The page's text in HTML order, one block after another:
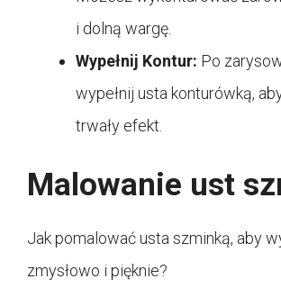
i dolną wargę.
Wypełnij Kontur: Po
wypełnij usta konturówką,
trwały efekt.
Malowanie ust
Jak pomalować usta szminką, aby
zmysłowo i pięknie?